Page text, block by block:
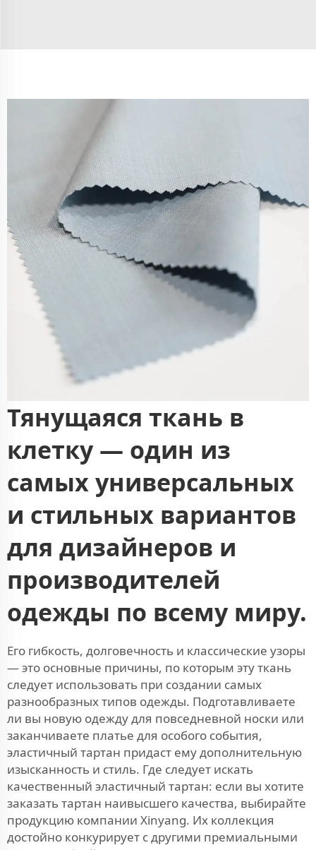
Тянущаяся ткань в
клетку — один из
самых универсальных
и стильных вариантов
для дизайнеров и
производителей
одежды по всему миру.
Его гибкость, долговечность и классические узоры
— это основные причины, по которым эту ткань
следует использовать при создании самых
разнообразных типов одежды. Подготавливаете
ли вы новую одежду для повседневной носки или
заканчиваете платье для особого события,
эластичный тартан придаст ему дополнительную
изысканность и стиль. Где следует искать
качественный эластичный тартан: если вы хотите
заказать тартан наивысшего качества, выбирайте
продукцию компании Xinyang. Их коллекция
достойно конкурирует с другими премиальными